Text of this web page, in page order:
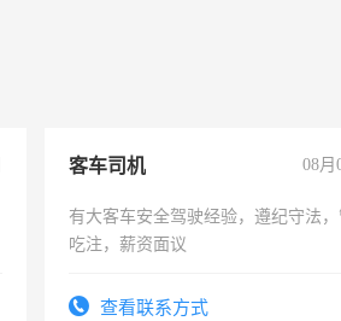
客车司机 08月
有大客车安全驾驶经验，遵纪守法，
吃注，薪资面议
查看联系方式